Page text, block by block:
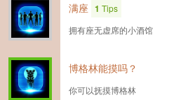
满座 1 Tips
拥有座无虚席的小酒馆
博格林能摸吗？
你可以抚摸博格林